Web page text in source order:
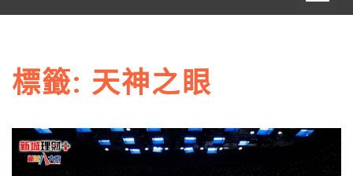
標籤: 天神之眼